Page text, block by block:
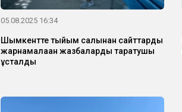
05.08.2025 16:34
Шымкентте тыйым салынған сайттарды
жарнамалаған жазбаларды таратушы
ұсталды